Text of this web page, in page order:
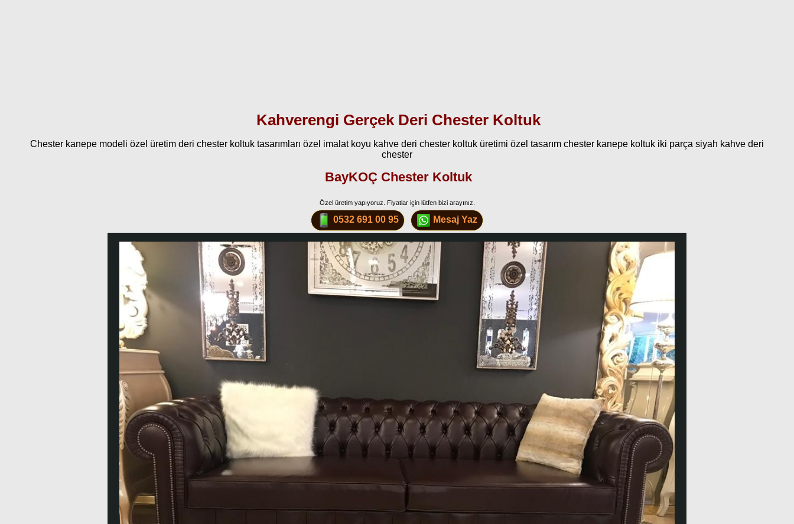
Kahverengi Gerçek Deri Chester Koltuk
Chester kanepe modeli özel üretim deri chester koltuk tasarımları özel imalat koyu kahve deri chester koltuk üretimi özel tasarım chester kanepe koltuk iki parça siyah kahve deri
chester
BayKOÇ Chester Koltuk
Özel üretim yapıyoruz. Fiyatlar için lütfen bizi arayınız.
0532 691 00 95 Mesaj Yaz